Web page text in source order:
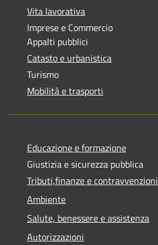
Vita lavorativa
Imprese e Commercio
Appalti pubblici
Catasto e urbanistica
Turismo
Mobilità e trasporti
Educazione e formazione
Giustizia e sicurezza pubblica
Tributi,finanze e contravvenzioni
Ambiente
Salute, benessere e assistenza
Autorizzazioni